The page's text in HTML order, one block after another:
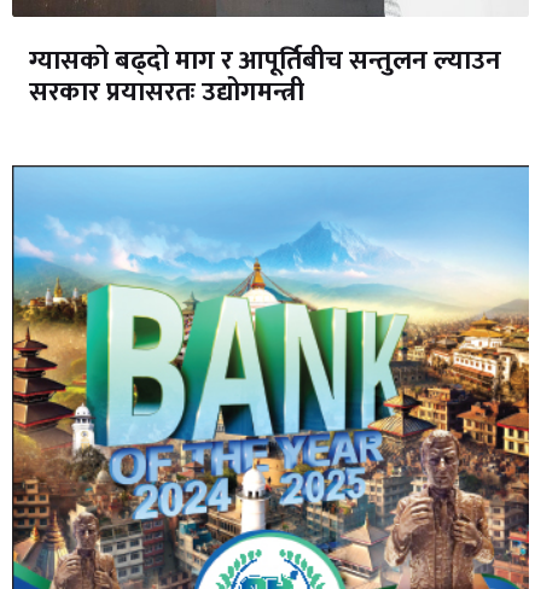
ग्यासको बढ्दो माग र आपूर्तिबीच सन्तुलन ल्याउन
सरकार प्रयासरतः उद्योगमन्त्री